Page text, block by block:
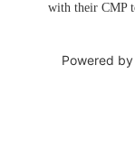
with their CMP
Powered by